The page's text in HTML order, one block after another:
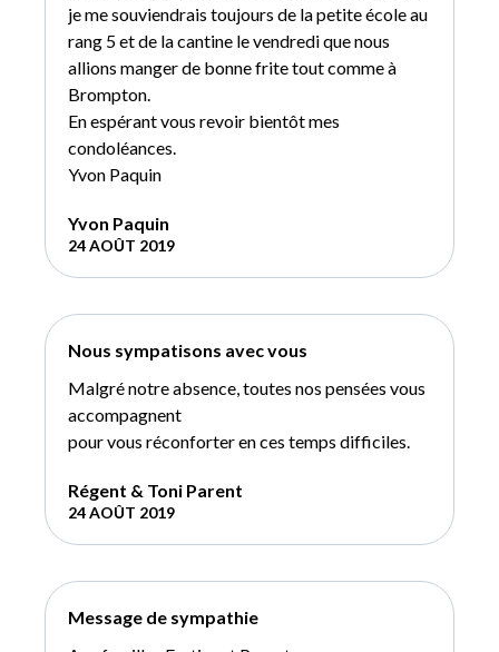
je me souviendrais toujours de la petite école au
rang 5 et de la cantine le vendredi que nous
allions manger de bonne frite tout comme à
Brompton.
En espérant vous revoir bientôt mes
condoléances.
Yvon Paquin
Yvon Paquin
24 AOÛT 2019
Nous sympatisons avec vous
Malgré notre absence, toutes nos pensées vous
accompagnent
pour vous réconforter en ces temps difficiles.
Régent & Toni Parent
24 AOÛT 2019
Message de sympathie